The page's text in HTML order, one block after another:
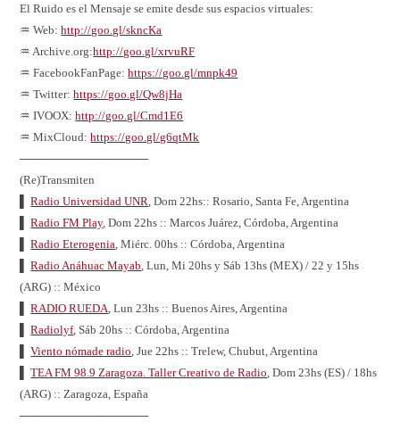
El Ruido es el Mensaje se emite desde sus espacios virtuales:
♒ Web:http://goo.gl/skncKa
♒ Archive.org:http://goo.gl/xrvuRF
♒ FacebookFanPage:https://goo.gl/mnpk49
♒ Twitter:https://goo.gl/Qw8jHa
♒ IVOOX:http://goo.gl/Cmd1E6
♒ MixCloud:https://goo.gl/g6qtMk
────────────────
(Re)Transmiten
▌Radio Universidad UNR , Dom 22hs:: Rosario, Santa Fe, Argentina
▌Radio FM Play, Dom 22hs :: Marcos Juárez, Córdoba, Argentina
▌Radio Eterogenia , Miérc. 00hs :: Córdoba, Argentina
▌Radio Anáhuac Mayab , Lun, Mi 20hs y Sáb 13hs (MEX) / 22 y 15hs
(ARG) :: México
▌RADIO RUEDA , Lun 23hs :: Buenos Aires, Argentina
▌Radiolyf, Sáb 20hs :: Córdoba, Argentina
▌Viento nómade radio , Jue 22hs :: Trelew, Chubut, Argentina
▌TEA FM 98.9 Zaragoza. Taller Creativo de Radio , Dom 23hs (ES) / 18hs
(ARG) :: Zaragoza, España
────────────────